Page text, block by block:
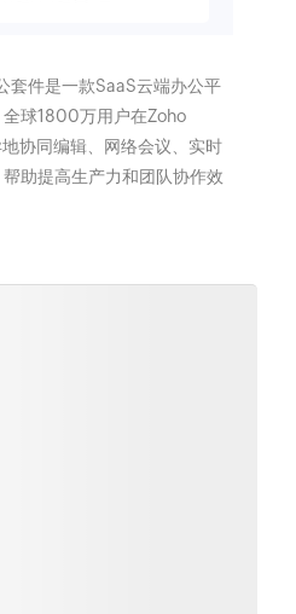
套件是一款SaaS云端办公平
球1800万用户在Zoho
协同编辑、网络会议、实时
助提高生产力和团队协作效